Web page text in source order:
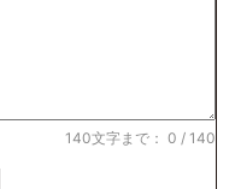
140文字まで： 0 / 140